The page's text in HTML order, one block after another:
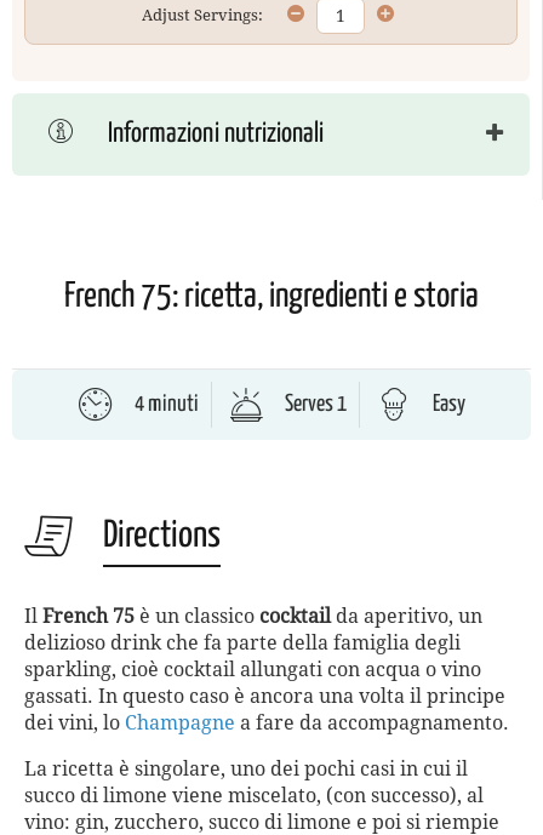
Adjust Servings:
Informazioni nutrizionali
French 75: ricetta, ingredienti e storia
4 minuti Serves 1 Easy
Directions
Il French 75 è un classico cocktailda aperitivo, un
delizioso drink che fa parte della famiglia degli
sparkling, cioè cocktail allungati con acqua o vino
gassati. In questo caso è ancora una volta il principe
dei vini, lo Champagne a fare da accompagnamento.
La ricetta è singolare, uno dei pochi casi in cui il
succo di limone viene miscelato, (con successo), al
vino: gin, zucchero, succo di limone e poi si riempie